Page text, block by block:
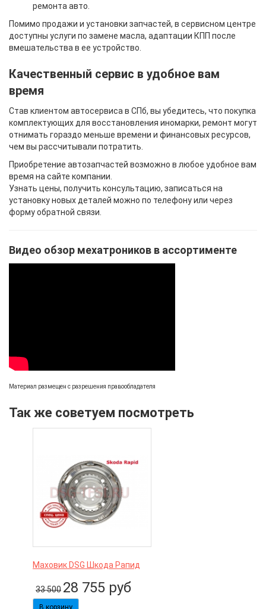
ремонта авто.
Помимо продажи и установки запчастей, в сервисном центре
доступны услуги по замене масла, адаптации КПП после
вмешательства в ее устройство.
Качественный сервис в удобное вам
время
Став клиентом автосервиса в СПб, вы убедитесь, что покупка
комплектующих для восстановления иномарки, ремонт могут
отнимать гораздо меньше времени и финансовых ресурсов,
чем вы рассчитывали потратить.
Приобретение автозапчастей возможно в любое удобное вам
время на сайте компании.
Узнать цены, получить консультацию, записаться на
установку новых деталей можно по телефону или через
форму обратной связи.
Видео обзор мехатроников в ассортименте
Материал размещен с разрешения правообладателя
Так же советуем посмотреть
Маховик DSG Шкода Рапид
33 500 28 755 руб